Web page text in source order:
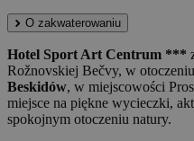
O zakwaterowaniu
Hotel Sport Art Centrum ***
Rožnovskiej Bečvy, w
Beskidów, w miejscowości
miejsce na piękne wycieczki,
spokojnym otoczeniu natury.